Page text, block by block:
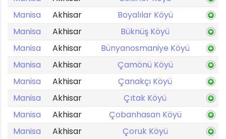
Manisa
Akhisar
Boyalılar Köyü
Manisa
Akhisar
Büknüş Köyü
Manisa
Akhisar
Bünyanosmaniye Köyü
Manisa
Akhisar
Çamönü Köyü
Manisa
Akhisar
Çanakçı Köyü
Manisa
Akhisar
Çıtak Köyü
Manisa
Akhisar
Çobanhasan Köyü
Manisa
Akhisar Çoruk Köyü